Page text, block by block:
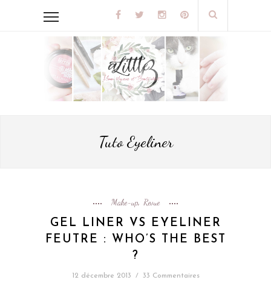
Tuto Eyeliner
Make-up, Revue
GEL LINER VS EYELINER
FEUTRE : WHO’S THE BEST
?
12 décembre 2013 / 33 Commentaires